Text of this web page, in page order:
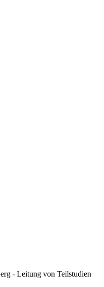
- Leitung von Teilstudien